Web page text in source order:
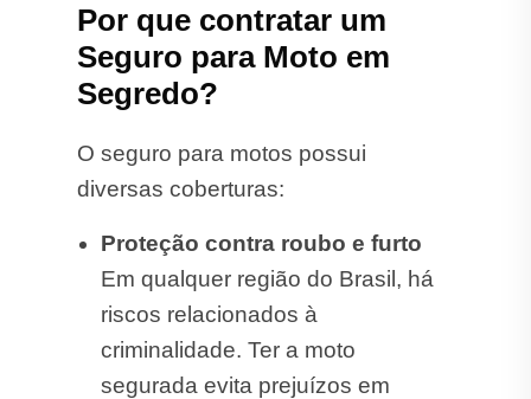
Por que contratar um
Seguro para Moto em
Segredo?
O seguro para motos possui
diversas coberturas:
Proteção contra roubo e furto
Em qualquer região do Brasil, há
riscos relacionados à
criminalidade. Ter a moto
segurada evita prejuízos em